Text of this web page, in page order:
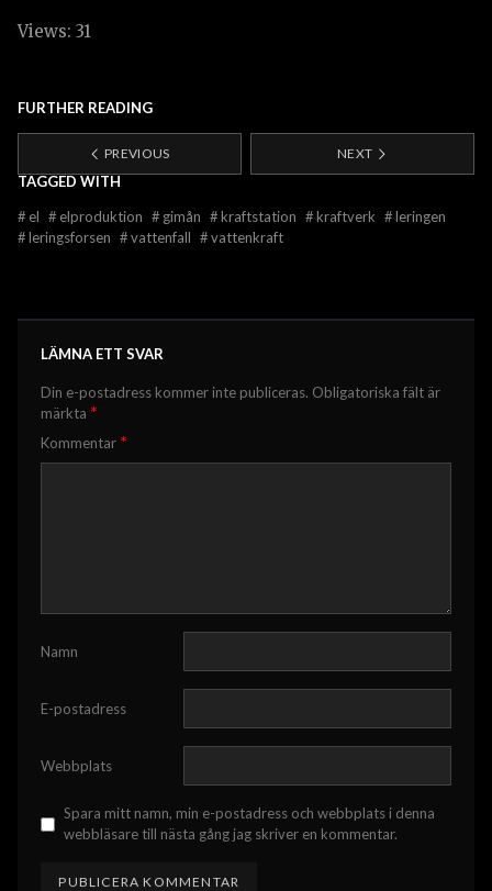
Views: 31
FURTHER READING
PREVIOUS NEXT
TAGGED WITH
# el # elproduktion # gimån #kraftstation #kraftverk #leringen
#leringsforsen #vattenfall #vattenkraft
LÄMNA ETT SVAR
Din e-postadress kommer inte publiceras. Obligatoriska fält är
märkta *
Kommentar *
Namn
E-postadress
Webbplats
Spara mitt namn, min e-postadress och webbplats i denna
webbläsare till nästa gång jag skriver en kommentar.